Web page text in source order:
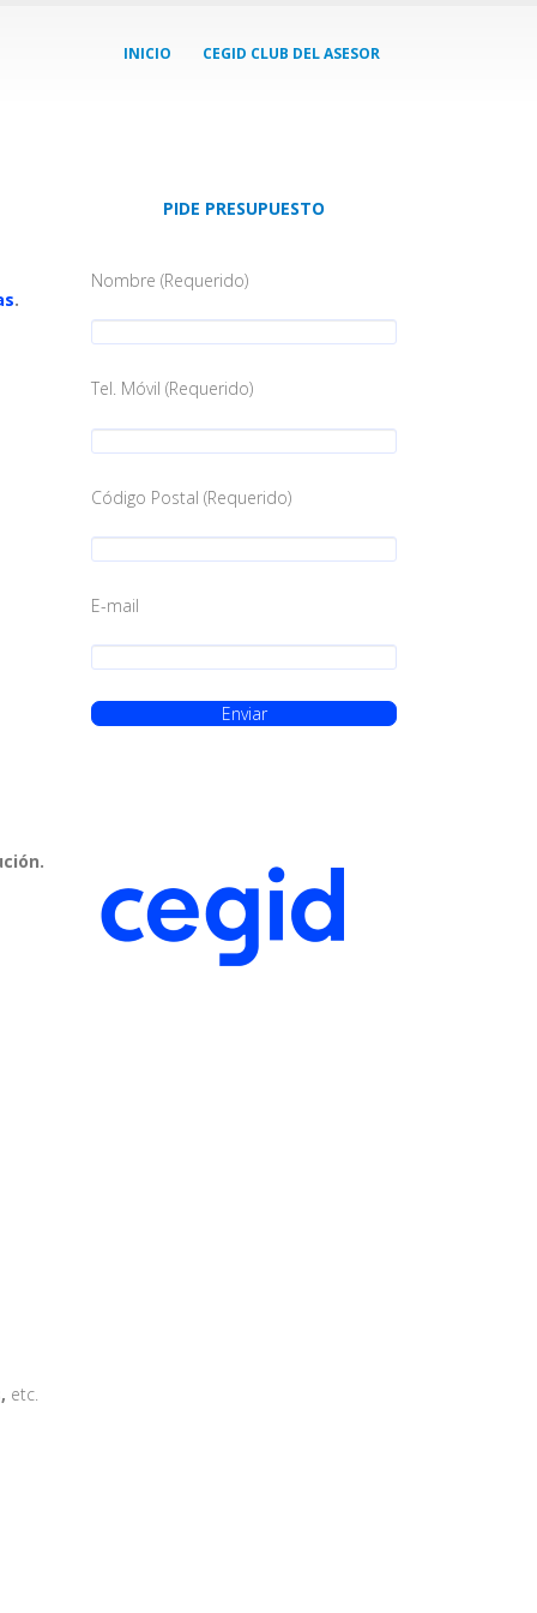
INICIO CEGID CLUB DEL ASESOR
.
etc.
PIDE PRESUPUESTO
Nombre (Requerido)
Tel. Móvil (Requerido)
Código Postal (Requerido)
E-mail